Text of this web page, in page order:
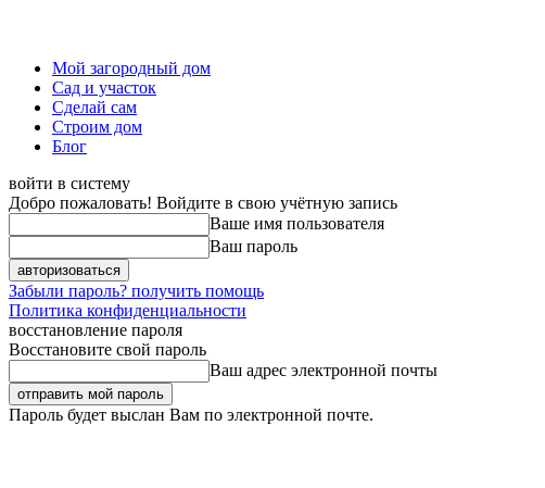
Мой загородный дом
Сад и участок
Сделай сам
Строим дом
Блог
войти в систему
Добро пожаловать! Войдите в свою учётную запись
Ваше имя пользователя
Ваш пароль
Забыли пароль? получить помощь
Политика конфиденциальности
восстановление пароля
Восстановите свой пароль
Ваш адрес электронной почты
Пароль будет выслан Вам по электронной почте.